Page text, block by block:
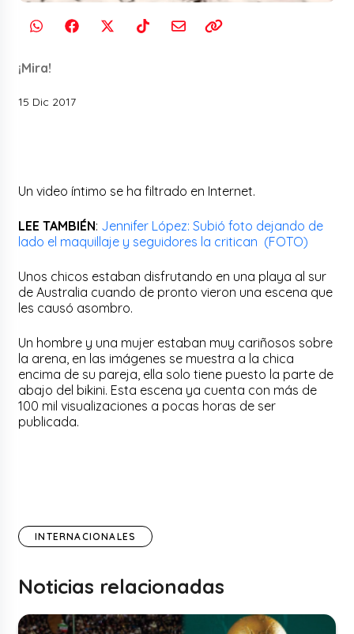
¡Mira!
15 Dic 2017
Un video íntimo se ha filtrado en Internet.
LEE TAMBIÉN: Jennifer López: Subió foto dejando de
lado el maquillaje y seguidores la critican (FOTO)
Unos chicos estaban disfrutando en una playa al sur
de Australia cuando de pronto vieron una escena que
les causó asombro.
Un hombre y una mujer estaban muy cariñosos sobre
la arena, en las imágenes se muestra a la chica
encima de su pareja, ella solo tiene puesto la parte de
abajo del bikini. Esta escena ya cuenta con más de
100 mil visualizaciones a pocas horas de ser
publicada.
INTERNACIONALES
Noticias relacionadas